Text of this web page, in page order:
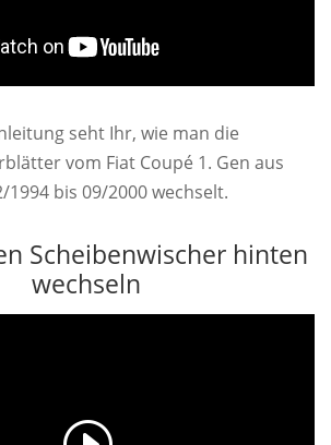
seht Ihr, wie man die
vom Fiat Coupé 1. Gen aus
bis 09/2000 wechselt.
Scheibenwischer hinten
wechseln